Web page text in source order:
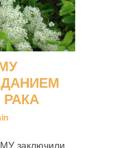
заключили